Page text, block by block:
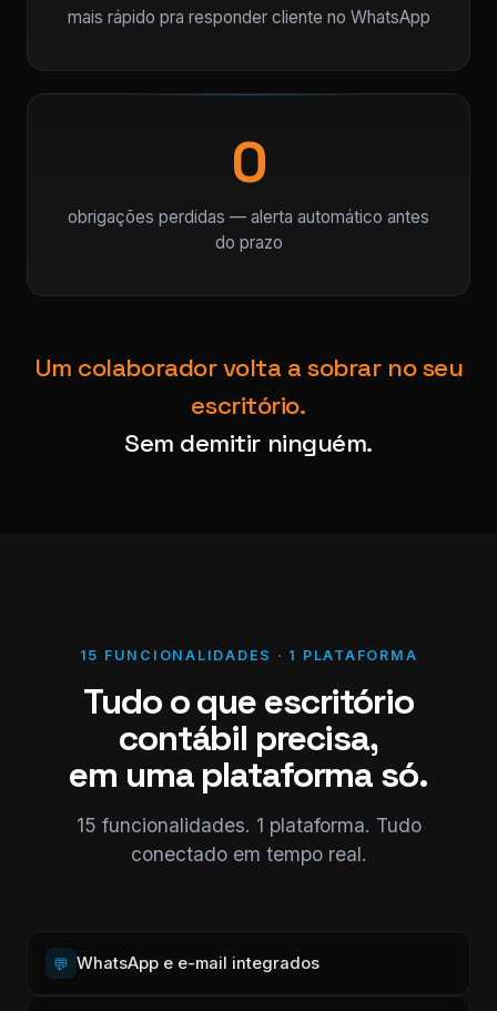
mais rápido pra responder cliente no WhatsApp
0
obrigações perdidas — alerta automático antes
do prazo
Um colaborador volta a sobrar no seu
escritório.
Sem demitir ninguém.
15 FUNCIONALIDADES · 1 PLATAFORMA
Tudo o que escritório
contábil precisa,
em uma plataforma só.
15 funcionalidades. 1 plataforma. Tudo
conectado em tempo real.
💬 WhatsApp e e-mail integrados